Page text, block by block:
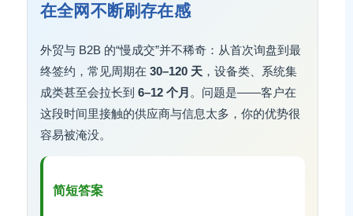
在全网不断刷存在感
外贸与 B2B 的“慢成交”并不稀奇：从首次询盘到最
终签约，常见周期在 30–120 天 ，设备类、系统集
成类甚至会拉长到 6–12 个月 。问题是——客户在
这段时间里接触的供应商与信息太多，你的优势很
容易被淹没。
简短答案